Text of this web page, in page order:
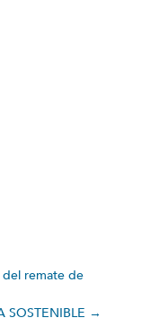
remate de
SOSTENIBLE →